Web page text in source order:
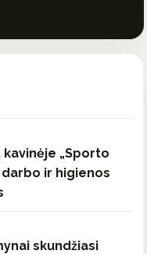
„Sporto
ir higienos
skundžiasi